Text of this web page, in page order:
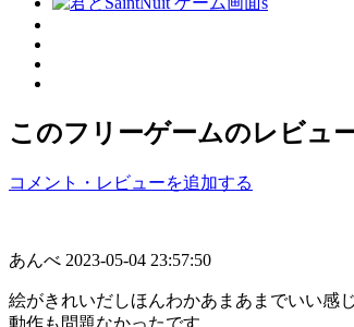
このフリーゲームのレビュ
コメント・レビューを追加する
あんべ 2023-05-04 23:57:50
絵がきれいだしほんわかあまあまでいい感
動作も問題なかったです。